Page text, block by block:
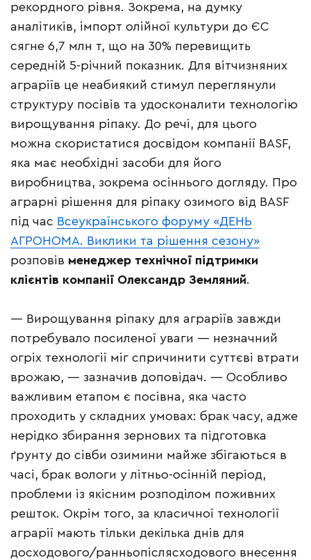
рекордного рівня. Зокрема, на думку
аналітиків, імпорт олійної культури до ЄС
сягне 6,7 млн т, що на 30% перевищить
середній 5-річний показник. Для вітчизняних
аграріїв це неабиякий стимул переглянули
структуру посівів та удосконалити технологію
вирощування ріпаку. До речі, для цього
можна скористатися досвідом компанії BASF,
яка має необхідні засоби для його
виробництва, зокрема осіннього догляду. Про
аграрні рішення для ріпаку озимого від BASF
під час Всеукраїнського форуму «ДЕНЬ
АГРОНОМА. Виклики та рішення сезону»
розповів менеджер технічної підтримки
клієнтів компанії Олександр Земляний.
— Вирощування ріпаку для аграріїв завжди
потребувало посиленої уваги — незначний
огріх технології міг спричинити суттєві втрати
врожаю, — зазначив доповідач. — Особливо
важливим етапом є посівна, яка часто
проходить у складних умовах: брак часу, адже
нерідко збирання зернових та підготовка
ґрунту до сівби озимини майже збігаються в
часі, брак вологи у літньо-осінній період,
проблеми із якісним розподілом поживних
решток. Окрім того, за класичної технології
аграрії мають тільки декілька днів для
досходового/ранньопіслясходового внесення